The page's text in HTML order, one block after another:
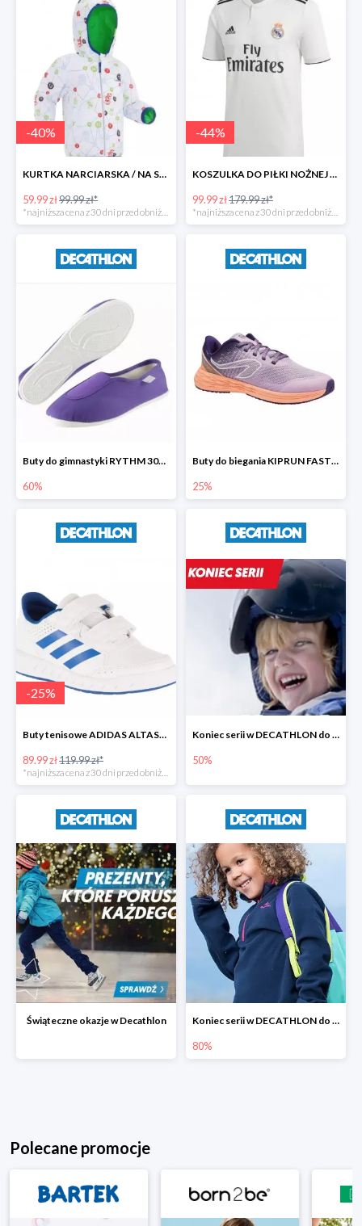
-40%
KURTKA NARCIARSKA / NA SANKI WARM REVERSE DLA MALUCHÓW WEDZE
59.99 zł99.99 zł*
*najniższa cena z 30 dni przed obniżką
-44%
KOSZULKA DO PIŁKI NOŻNEJ REAL MADRYT -44%
99.99 zł179.99 zł*
*najniższa cena z 30 dni przed obniżką
Buty do gimnastyki RYTHM 300 dla dzieci DOMYOS
60%
Buty do biegania KIPRUN FAST dla dzieci KALENJI
25%
-25%
Buty tenisowe ADIDAS ALTASPORT dla dzieci
89.99 zł119.99 zł*
*najniższa cena z 30 dni przed obniżką
Koniec serii w DECATHLON do -50%
50%
Świąteczne okazje w Decathlon Koniec serii w DECATHLON do -80%
80%
Polecane promocje